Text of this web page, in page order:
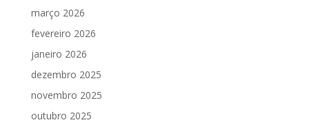
março 2026
fevereiro 2026
janeiro 2026
dezembro 2025
novembro 2025
outubro 2025